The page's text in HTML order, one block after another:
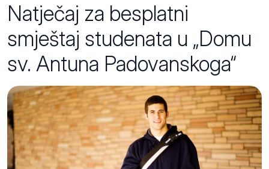
Natječaj za besplatni
smještaj studenata u „Domu
sv. Antuna Padovanskoga“